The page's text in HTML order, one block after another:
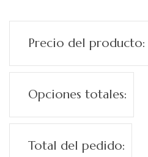
Precio del producto:
Opciones totales:
Total del pedido: